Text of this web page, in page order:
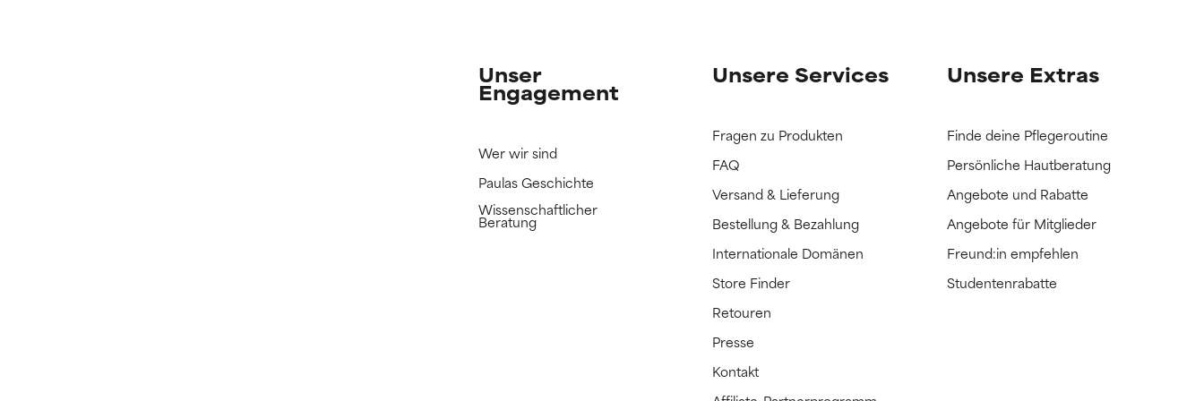
Unser
Engagement
Wer wir sind
Paulas Geschichte
Wissenschaftlicher
Beratung
Unsere Services
Fragen zu Produkten
FAQ
Versand & Lieferung
Bestellung & Bezahlung
Internationale Domänen
Store Finder
Retouren
Presse
Kontakt
Unsere Extras
Finde deine Pflegeroutine
Persönliche Hautberatung
Angebote und Rabatte
Angebote für Mitglieder
Freund:in empfehlen
Studentenrabatte